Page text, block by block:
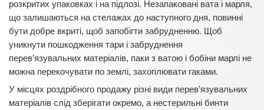
розкритих упаковках і на підлозі. Незапаковані вата і марля,
що залишаються на стелажах до наступного дня, повинні
бути добре вкриті, щоб запобігти забрудненню. Щоб
уникнути пошкодження тари і забруднення
перев’язувальних матеріалів, паки з ватою і бобіни марлі не
можна перекочувати по землі, захоплювати гаками.
У місцях роздрібного продажу різні види перев’язувальних
матеріалів слід зберігати окремо, а нестерильні бинти